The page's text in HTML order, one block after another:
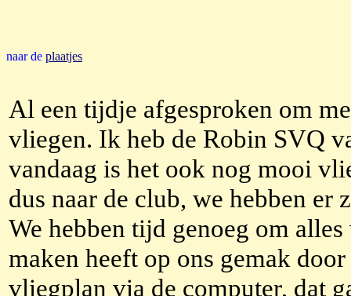
naar de plaatjes
Al een tijdje afgesproken om
vliegen. Ik heb de Robin SVQ
vandaag is het ook nog mooi
dus naar de club, we hebben er
We hebben tijd genoeg om
maken heeft op ons gemak
vliegplan via de computer, dat